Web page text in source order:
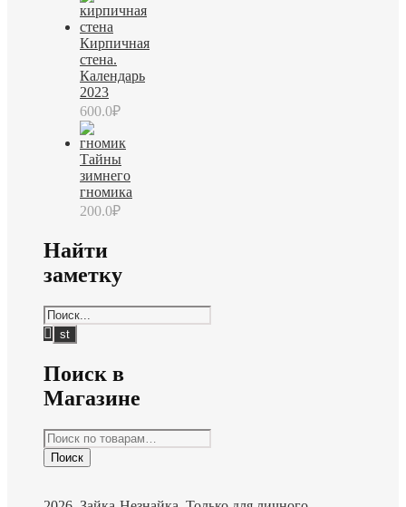
Кирпичная
стена.
Календарь
2023
600.0₽
Тайны
зимнего
гномика
200.0₽
Найти
заметку
Поиск в
Магазине
Искать:
Поиск